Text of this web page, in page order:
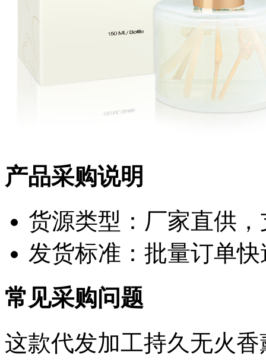
产品采购说明
货源类型：厂家直供
发货标准：批量订单
常见采购问题
这款代发加工持久无火